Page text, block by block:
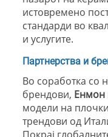
истовремено
стандарди во
и услугите.
Партнерства и
Во соработка со
брендови, Енмон
модели на
трендови од